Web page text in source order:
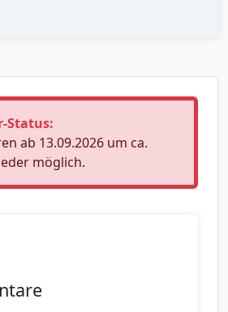
Status:
ab 13.09.2026 um ca.
möglich.